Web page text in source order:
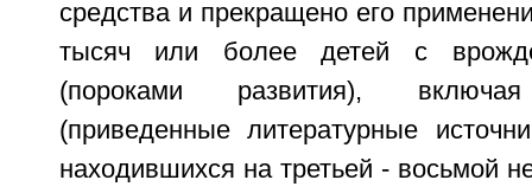
средства и прекращено его
тысяч или более детей с
(пороками развития),
(приведенные литературные
находившихся на третьей - восьмой